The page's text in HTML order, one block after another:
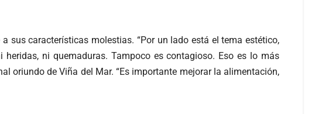
sus características molestias. “Por un lado está el tema estético,
ni quemaduras. Tampoco es contagioso. Eso es lo más
oriundo de Viña del Mar. “Es importante mejorar la alimentación,